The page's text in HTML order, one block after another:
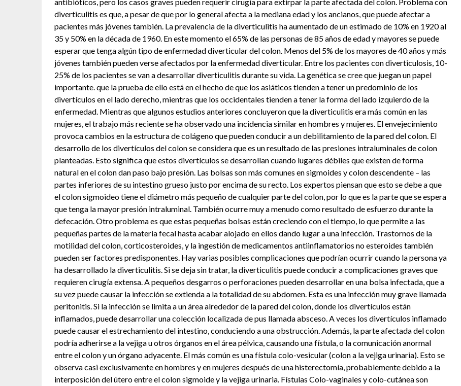
diverticulitis es que, a pesar de que por lo general afecta a la mediana edad y los ancianos, que puede afectar a
pacientes más jóvenes también. La prevalencia de la diverticulitis ha aumentado de un estimado de 10% en 1920 al
35 y 50% en la década de 1960. En este momento el 65% de las personas de 85 años de edad y mayores se puede
esperar que tenga algún tipo de enfermedad diverticular del colon. Menos del 5% de los mayores de 40 años y más
jóvenes también pueden verse afectados por la enfermedad diverticular. Entre los pacientes con diverticulosis, 10-
25% de los pacientes se van a desarrollar diverticulitis durante su vida. La genética se cree que juegan un papel
importante. que la prueba de ello está en el hecho de que los asiáticos tienden a tener un predominio de los
divertículos en el lado derecho, mientras que los occidentales tienden a tener la forma del lado izquierdo de la
enfermedad. Mientras que algunos estudios anteriores concluyeron que la diverticulitis era más común en las
mujeres, el trabajo más reciente se ha observado una incidencia similar en hombres y mujeres. El envejecimiento
provoca cambios en la estructura de colágeno que pueden conducir a un debilitamiento de la pared del colon. El
desarrollo de los divertículos del colon se considera que es un resultado de las presiones intraluminales de colon
planteadas. Esto significa que estos divertículos se desarrollan cuando lugares débiles que existen de forma
natural en el colon dan paso bajo presión. Las bolsas son más comunes en sigmoides y colon descendente – las
partes inferiores de su intestino grueso justo por encima de su recto. Los expertos piensan que esto se debe a que
el colon sigmoideo tiene el diámetro más pequeño de cualquier parte del colon, por lo que es la parte que se espera
que tenga la mayor presión intraluminal. También ocurre muy a menudo como resultado de esfuerzo durante la
defecación. Otro problema es que estas pequeñas bolsas están creciendo con el tiempo, lo que permite a las
pequeñas partes de la materia fecal hasta acabar alojado en ellos dando lugar a una infección. Trastornos de la
motilidad del colon, corticosteroides, y la ingestión de medicamentos antiinflamatorios no esteroides también
pueden ser factores predisponentes. Hay varias posibles complicaciones que podrían ocurrir cuando la persona ya
ha desarrollado la diverticulitis. Si se deja sin tratar, la diverticulitis puede conducir a complicaciones graves que
requieren cirugía extensa. A pequeños desgarros o perforaciones pueden desarrollar en una bolsa infectada, que a
su vez puede causar la infección se extienda a la totalidad de su abdomen. Esta es una infección muy grave llamada
peritonitis. Si la infección se limita a un área alrededor de la pared del colon, donde los divertículos están
inflamados, puede desarrollar una colección localizada de pus llamada absceso. A veces los divertículos inflamado
puede causar el estrechamiento del intestino, conduciendo a una obstrucción. Además, la parte afectada del colon
podría adherirse a la vejiga u otros órganos en el área pélvica, causando una fístula, o la comunicación anormal
entre el colon y un órgano adyacente. El más común es una fístula colo-vesicular (colon a la vejiga urinaria). Esto se
observa casi exclusivamente en hombres y en mujeres después de una histerectomía, probablemente debido a la
interposición del útero entre el colon sigmoide y la vejiga urinaria. Fístulas Colo-vaginales y colo-cutánea son